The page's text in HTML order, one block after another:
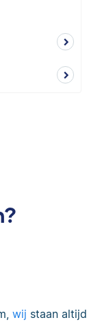
wij staan altijd